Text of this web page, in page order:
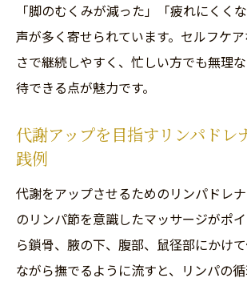
「脚のむくみが減った」「疲れにくく
声が多く寄せられています。セルフケ
さで継続しやすく、忙しい方でも無理
待できる点が魅力です。
代謝アップを目指すリンパドレ
践例
代謝をアップさせるためのリンパドレ
のリンパ節を意識したマッサージがポ
ら鎖骨、腋の下、腹部、鼠径部にかけ
ながら撫でるように流すと、リンパの